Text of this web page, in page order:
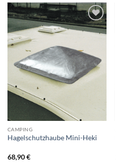
CAMPING
Hagelschutzhaube Mini-Heki
68,90€